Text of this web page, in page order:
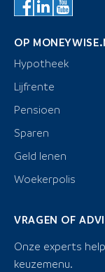
OP
Hypotheek
Lijfrente
Pensioen
Sparen
Geld lenen
Woekerpolis
VRAGEN OF
Onze experts
keuzemenu.